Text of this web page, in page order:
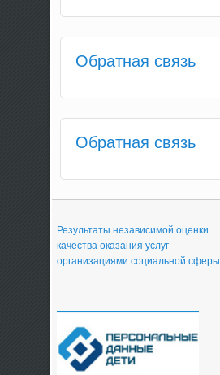
Обратная связь
Обратная связь
Результаты независимой оценки
качества оказания услуг
организациями социальной сферы